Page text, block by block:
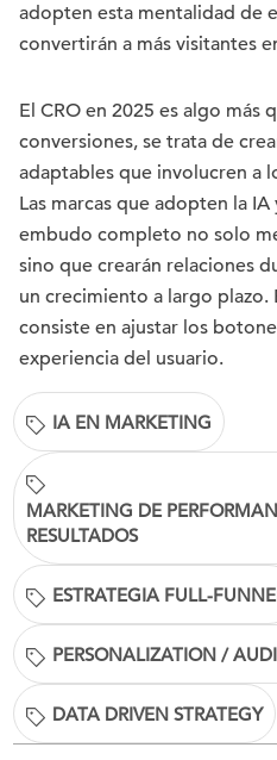
adopten esta mentalidad de
convertirán a más visitantes
El CRO en 2025 es algo más
conversiones, se trata de
adaptables que involucren a
Las marcas que adopten la
embudo completo no solo
sino que crearán relaciones
un crecimiento a largo plazo.
consiste en ajustar los
experiencia del usuario.
IA EN MARKETING
MARKETING DE
RESULTADOS
ESTRATEGIA FULL-
PERSONALIZATION /
DATA DRIVEN STRATEGY